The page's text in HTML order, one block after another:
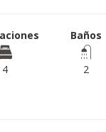
4
Baños
2